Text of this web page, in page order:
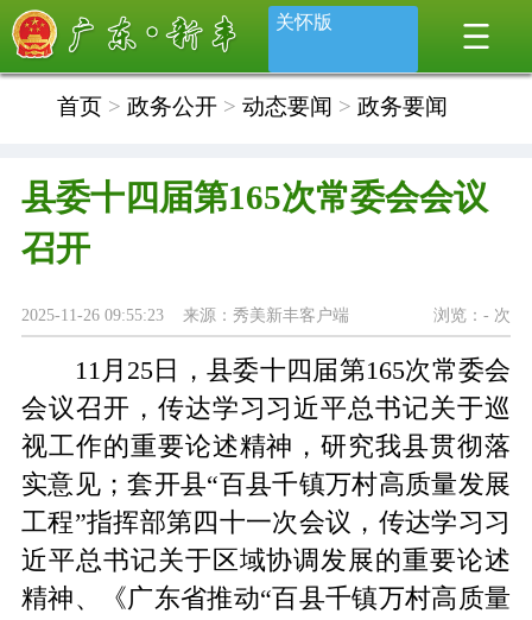
关怀版
首页> 政务公开> 动态要闻 > 政务要闻
县委十四届第165次常委会会议
召开
浏览：- 次
2025-11-26 09:55:23 来源：秀美新丰客户端
11月 25 日，县委十四届第165次常委会
会议召开，传达学习习近平总书记关于巡
视工作的重要论述精神，研究我县贯彻落
实意见；套开县“百县千镇万村高质量发展
工程”指挥部第四十一次会议，传达学习习
近平总书记关于区域协调发展的重要论述
精神、《广东省推动“百县千镇万村高质量